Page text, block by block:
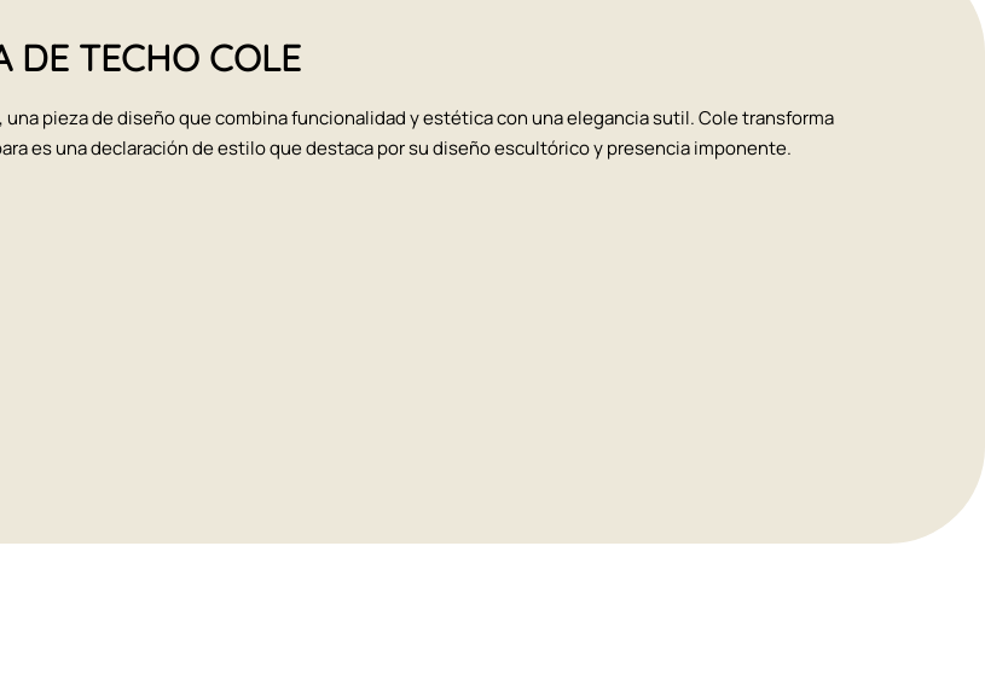
TECHO COLE
pieza de diseño que combina funcionalidad y estética con una elegancia sutil. Cole transforma
es una declaración de estilo que destaca por su diseño escultórico y presencia imponente.